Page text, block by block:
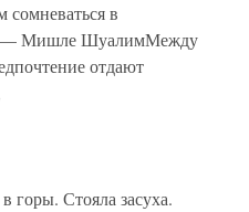
в
— Мишле ШуалимМежду
отдают
Стояла засуха.